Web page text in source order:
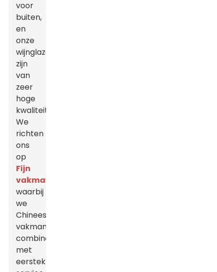
voor
buiten,
en
onze
wijnglazen
zijn
van
zeer
hoge
kwaliteit.
We
richten
ons
op
Fijn
vakmanschap
waarbij
we
Chinees
vakmanschap
combineren
met
eersteklas